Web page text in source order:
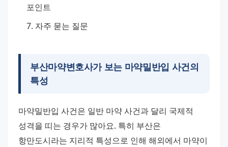
포인트
자주 묻는 질문
부산마약변호사가 보는 마약밀반입 사건의
특성
마약밀반입 사건은 일반 마약 사건과 달리 국제적
성격을 띠는 경우가 많아요. 특히 부산은
항만도시라는 지리적 특성으로 인해 해외에서 마약이